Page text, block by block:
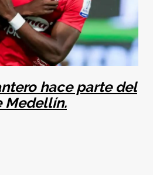
hace parte del
Medellín.